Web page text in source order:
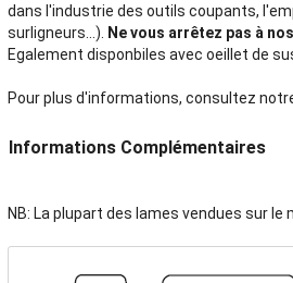
dans l'industrie des outils coupants,
surligneurs...).
Ne vous arrêtez pas à
Egalement disponbiles avec oeillet de
Pour plus d'informations, consultez
Informations Complémentaires
NB: La plupart des lames vendues sur